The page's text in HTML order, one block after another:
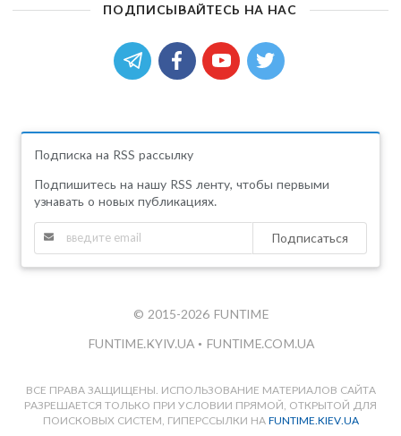
ПОДПИСЫВАЙТЕСЬ НА НАС
Подписка на RSS рассылку
Подпишитесь на нашу RSS ленту, чтобы первыми
узнавать о новых публикациях.
Подписаться
© 2015-2026 FUNTIME
FUNTIME.KYIV.UA • FUNTIME.COM.UA
ВСЕ ПРАВА ЗАЩИЩЕНЫ. ИСПОЛЬЗОВАНИЕ МАТЕРИАЛОВ САЙТА
РАЗРЕШАЕТСЯ ТОЛЬКО ПРИ УСЛОВИИ ПРЯМОЙ, ОТКРЫТОЙ ДЛЯ
ПОИСКОВЫХ СИСТЕМ, ГИПЕРССЫЛКИ НА FUNTIME.KIEV.UA